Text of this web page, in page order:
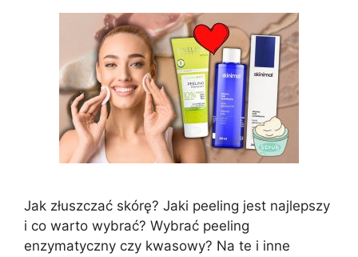
Jak złuszczać skórę? Jaki peeling jest najlepszy
i co warto wybrać? Wybrać peeling
enzymatyczny czy kwasowy? Na te i inne